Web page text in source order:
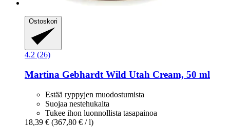
Ostoskori
4.2 (26)
Martina Gebhardt Wild Utah Cream, 50 ml
Estää ryppyjen muodostumista
Suojaa nestehukalta
Tukee ihon luonnollista tasapainoa
18,39 € (367,80 € / l)